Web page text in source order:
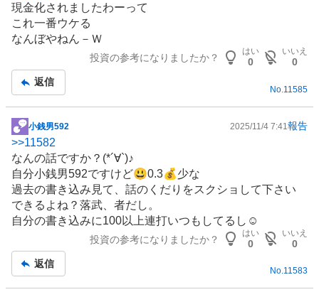
板
記
事
現金化されましたわーって
これ一番ウケる
なんぼやねん－Ｗ
投資の参考になりましたか？
はい
0
いいえ
0
返信
No. 11585
掲
示
板
記
事
小銭男592 2025/11/4 7:41 報告
>>11582
なんの話ですか？(*´∀`)♪
自分小銭男592ですけど😃0.3💰️少な
過去の書き込み見て、話のくだりをスクショして下さい
できるよね？落武、者だし。
自分の書き込みに100以上連打いつもしてるし☺️
投資の参考になりましたか？
はい
0
いいえ
0
返信
No.11583